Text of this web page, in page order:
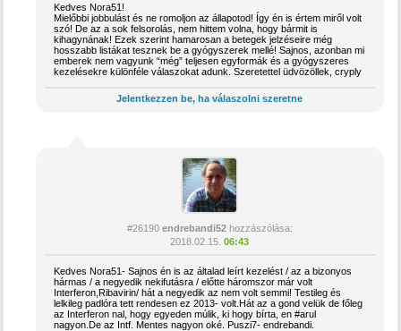
Kedves Nora51!
Mielőbbi jobbulást és ne romoljon az állapotod! Így én is értem miről volt
szó! De az a sok felsorolás, nem hittem volna, hogy bármit is
kihagynának! Ezek szerint hamarosan a betegek jelzéseire még
hosszabb listákat tesznek be a gyógyszerek mellé! Sajnos, azonban mi
emberek nem vagyunk “még” teljesen egyformák és a gyógyszeres
kezelésekre különféle válaszokat adunk. Szeretettel üdvözöllek, cryply
Jelentkezzen be, ha válaszolni szeretne
#26190 endrebandi52hozzászólása:
2018.02.15. 06:43
Kedves Nora51- Sajnos én is az általad leírt kezelést / az a bizonyos
hármas / a negyedik nekifutásra / előtte háromszor már volt
Interferon,Ribavirin/ hát a negyedik az nem volt semmi! Testileg és
lelkileg padlóra tett rendesen ez 2013- volt.Hát az a gond velük de főleg
az Interferon nal, hogy egyeden múlik, ki hogy bírta, en #arul
nagyon.De az Intf. Mentes nagyon oké. Puszi7- endrebandi.